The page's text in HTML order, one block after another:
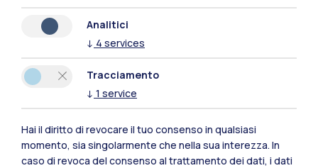
IT EN
Analitici
↓ 4 services
Tracciamento
↓ 1 service
Hai il diritto di revocare il tuo consenso in qualsiasi
momento, sia singolarmente che nella sua interezza. In
caso di revoca del consenso al trattamento dei dati, i dati